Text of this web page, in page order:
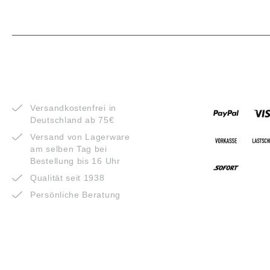
Versandkostenfrei in
Deutschland ab 75€
Versand von Lagerware
am selben Tag bei
Bestellung bis 16 Uhr
Qualität seit 1938
Persönliche Beratung